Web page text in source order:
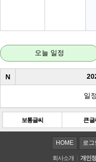
오늘 일정
N
일
보통글씨 큰 글
HOME 로그
회사소개 개인